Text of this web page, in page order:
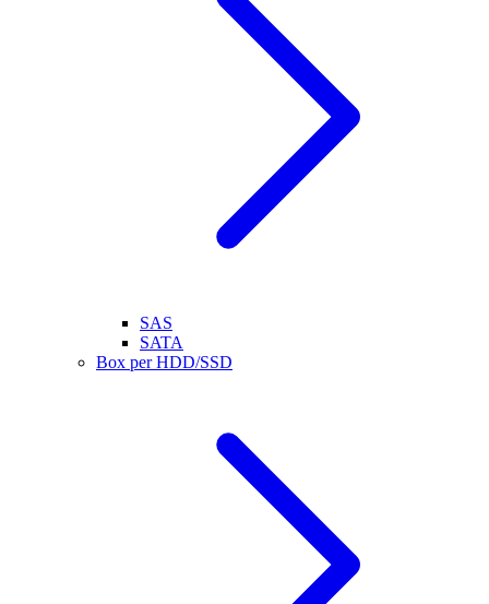
SAS
SATA
Box per HDD/SSD